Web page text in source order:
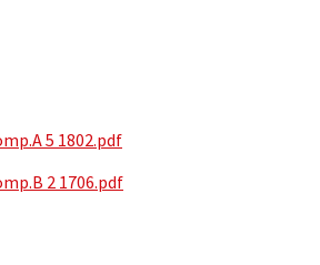
5 1802.pdf
2 1706.pdf